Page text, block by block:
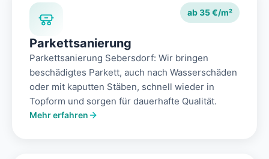
ab 35 €/m²
Parkettsanierung
Parkettsanierung Sebersdorf: Wir bringen
beschädigtes Parkett, auch nach Wasserschäden
oder mit kaputten Stäben, schnell wieder in
Topform und sorgen für dauerhafte Qualität.
Mehr erfahren